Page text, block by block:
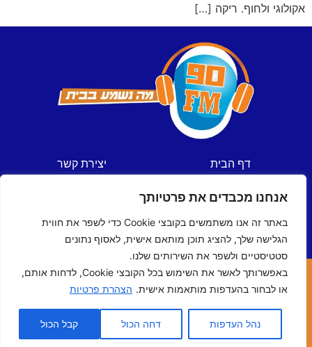
אנחנו מכבדים את פרטיותך
באתר זה אנו משתמשים בקובצי Cookie כדי לשפר את חווית
הגלישה שלך, להציג תוכן מותאם אישית, לאסוף נתונים
סטטיסטיים ולשפר את השירותים שלנו.
באפשרותך לאשר את השימוש בכל הקובצי Cookie, לדחות אותם,
או לבחור בהעדפות מותאמות אישית. הצהרת פרטיות
נהל העדפות דחה הכול קבל הכול
אקולוגי ולחוף. ריקה […]
דף הבית
ספורט
תכניות
לוח שידורים
יצירת קשר
הצהרת נגישות
כל הזכויות שמורות © ל- 90FM
האתר נבנה ע"י מומחי האינטרנט של ישראל